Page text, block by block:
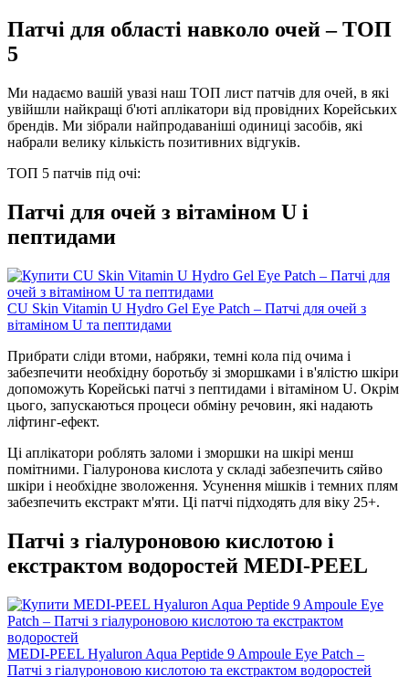
Патчі для області навколо очей – ТОП
5
Ми надаємо вашій увазі наш ТОП лист патчів для очей, в які
увійшли найкращі б'юті аплікатори від провідних Корейських
брендів. Ми зібрали найпродаваніші одиниці засобів, які
набрали велику кількість позитивних відгуків.
ТОП 5 патчів під очі:
Патчі для очей з вітаміном U і
пептидами
CU Skin Vitamin U Hydro Gel Eye Patch – Патчі для очей з
вітаміном U та пептидами
Прибрати сліди втоми, набряки, темні кола під очима і
забезпечити необхідну боротьбу зі зморшками і в'ялістю шкіри
допоможуть Корейські патчі з пептидами і вітаміном U. Окрім
цього, запускаються процеси обміну речовин, які надають
ліфтинг-ефект.
Ці аплікатори роблять заломи і зморшки на шкірі менш
помітними. Гіалуронова кислота у складі забезпечить сяйво
шкіри і необхідне зволоження. Усунення мішків і темних плям
забезпечить екстракт м'яти. Ці патчі підходять для віку 25+.
Патчі з гіалуроновою кислотою і
екстрактом водоростей MEDI-PEEL
MEDI-PEEL Hyaluron Aqua Peptide 9 Ampoule Eye Patch –
Патчі з гіалуроновою кислотою та екстрактом водоростей